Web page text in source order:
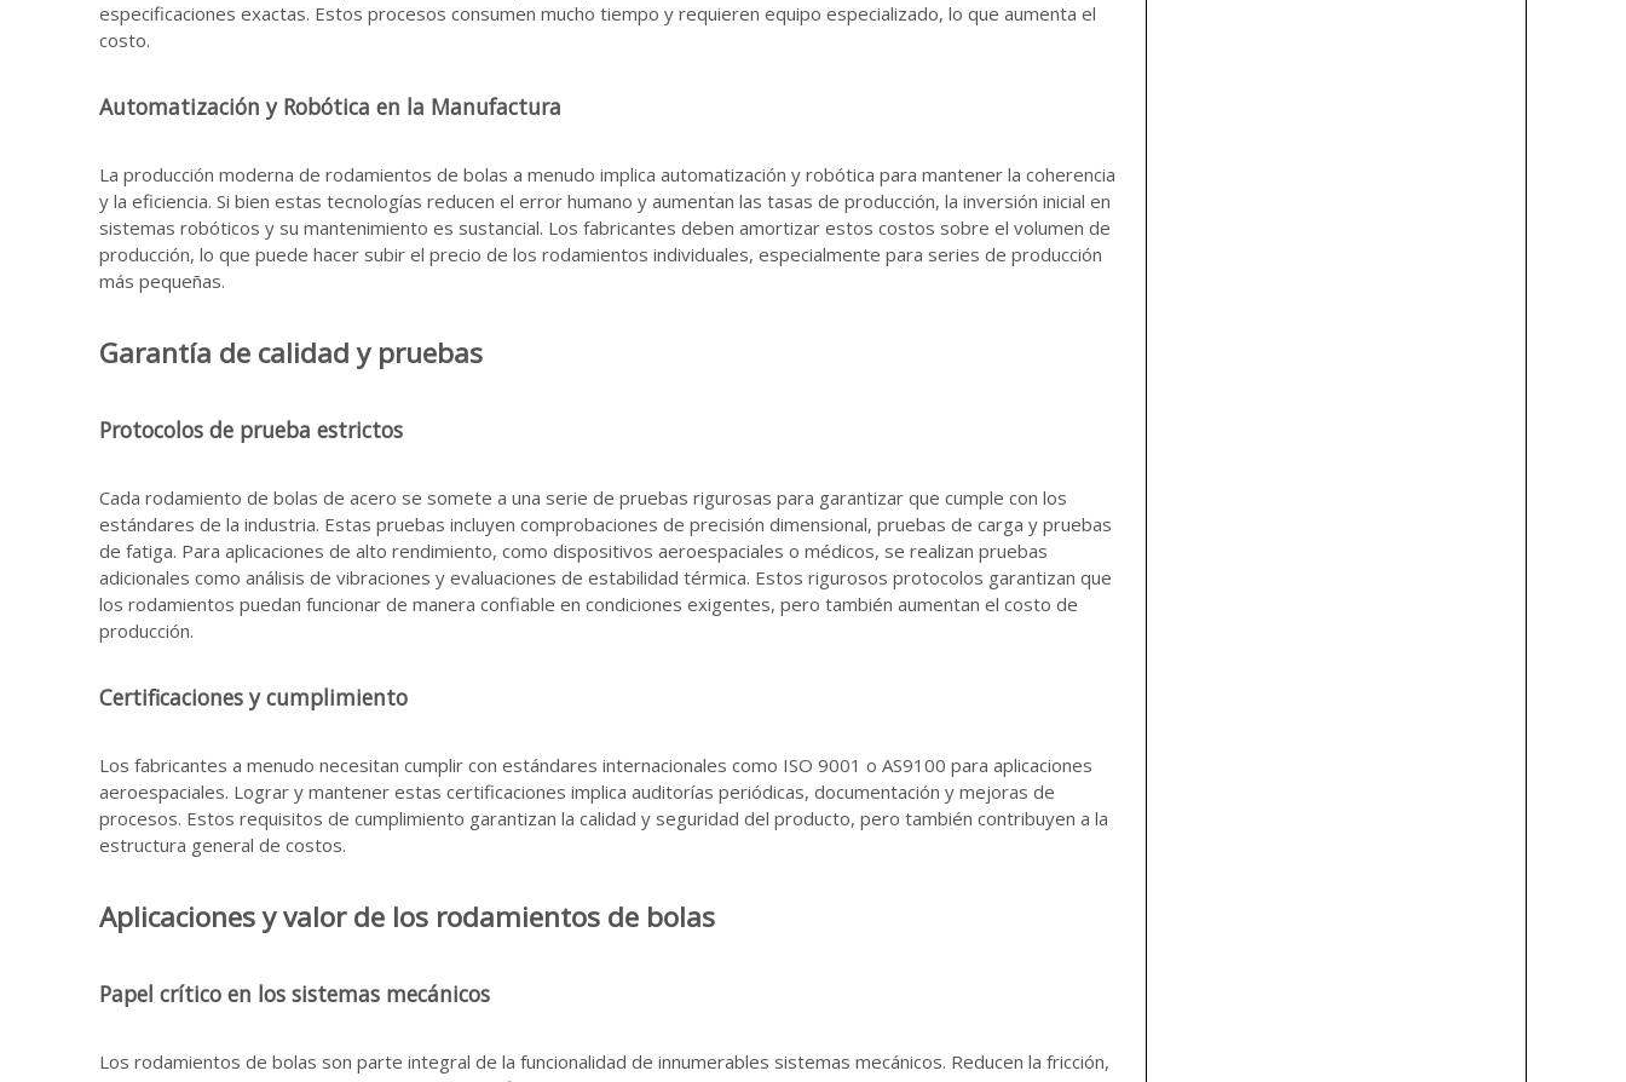
especificaciones exactas. Estos procesos consumen mucho tiempo y requieren equipo especializado, lo que aumenta el
costo.
Automatización y Robótica en la Manufactura
La producción moderna de rodamientos de bolas a menudo implica automatización y robótica para mantener la coherencia
y la eficiencia. Si bien estas tecnologías reducen el error humano y aumentan las tasas de producción, la inversión inicial en
sistemas robóticos y su mantenimiento es sustancial. Los fabricantes deben amortizar estos costos sobre el volumen de
producción, lo que puede hacer subir el precio de los rodamientos individuales, especialmente para series de producción
más pequeñas.
Garantía de calidad y pruebas
Protocolos de prueba estrictos
Cada rodamiento de bolas de acero se somete a una serie de pruebas rigurosas para garantizar que cumple con los
estándares de la industria. Estas pruebas incluyen comprobaciones de precisión dimensional, pruebas de carga y pruebas
de fatiga. Para aplicaciones de alto rendimiento, como dispositivos aeroespaciales o médicos, se realizan pruebas
adicionales como análisis de vibraciones y evaluaciones de estabilidad térmica. Estos rigurosos protocolos garantizan que
los rodamientos puedan funcionar de manera confiable en condiciones exigentes, pero también aumentan el costo de
producción.
Certificaciones y cumplimiento
Los fabricantes a menudo necesitan cumplir con estándares internacionales como ISO 9001 o AS9100 para aplicaciones
aeroespaciales. Lograr y mantener estas certificaciones implica auditorías periódicas, documentación y mejoras de
procesos. Estos requisitos de cumplimiento garantizan la calidad y seguridad del producto, pero también contribuyen a la
estructura general de costos.
Aplicaciones y valor de los rodamientos de bolas
Papel crítico en los sistemas mecánicos
Los rodamientos de bolas son parte integral de la funcionalidad de innumerables sistemas mecánicos. Reducen la fricción,